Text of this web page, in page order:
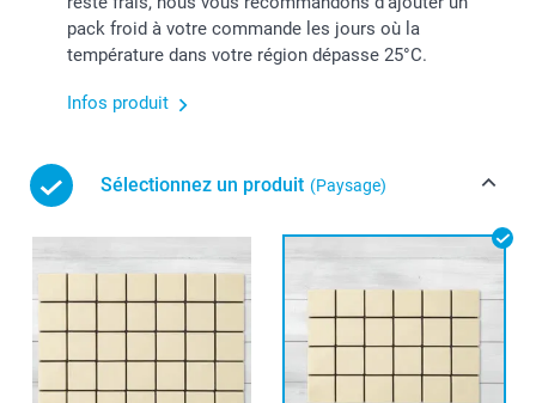
pack froid à votre commande les jours où la
température dans votre région dépasse 25°C.
Infos produit
Sélectionnez un produit (Paysage)